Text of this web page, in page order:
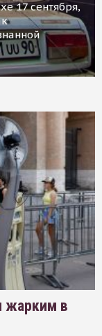
17 сентября,
жарким в